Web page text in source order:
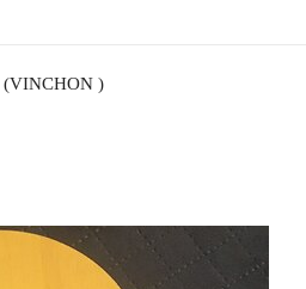
(VINCHON )